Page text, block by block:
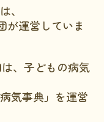
、
が運営していま
、子どもの病気
気事典」を運営